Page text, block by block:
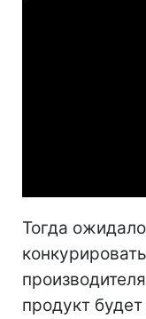
Тогда
продукт